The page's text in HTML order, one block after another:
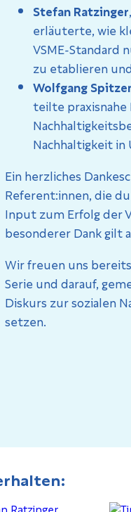
Stefan Ratzinger
erläuterte, wie
VSME-Standard
zu etablieren
Wolfgang
teilte praxisnahe
Nachhaltigkeit
Ein herzliches
Referent:innen, die
Input zum Erfolg der
besonderer Dank gilt
Wir freuen uns
Serie und darauf,
Diskurs zur sozialen
setzen.